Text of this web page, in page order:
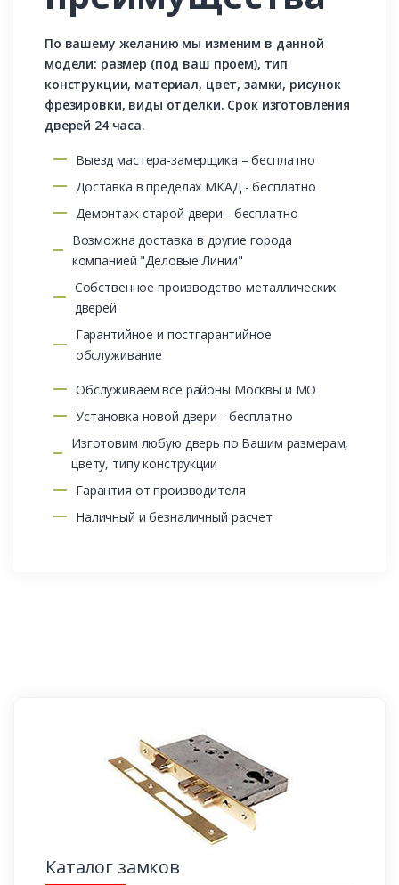
По вашему желанию мы изменим в данной
модели: размер (под ваш проем), тип
конструкции, материал, цвет, замки, рисунок
фрезировки, виды отделки. Срок изготовления
дверей 24 часа.
Выезд мастера-замерщика – бесплатно
Доставка в пределах МКАД - бесплатно
Демонтаж старой двери - бесплатно
Возможна доставка в другие города
компанией "Деловые Линии"
Собственное производство металлических
дверей
Гарантийное и постгарантийное
обслуживание
Обслуживаем все районы Москвы и МО
Установка новой двери - бесплатно
Изготовим любую дверь по Вашим размерам,
цвету, типу конструкции
Гарантия от производителя
Наличный и безналичный расчет
Каталог замков